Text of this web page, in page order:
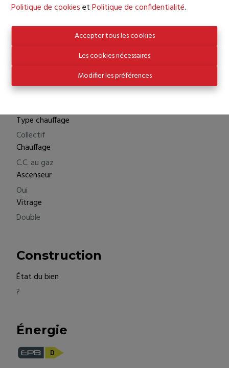
Politique de cookiesetPolitique de confidentialité.
Accepter tous les cookies
Les cookies nécessaires
Modifier les préférences
Prix total
€ 280.000
Type chauffage
Collectif
Chauffage
C.C. au gaz
Ascenseur
Oui
Vitrage
Double
Construction
État du bien
?
Énergie